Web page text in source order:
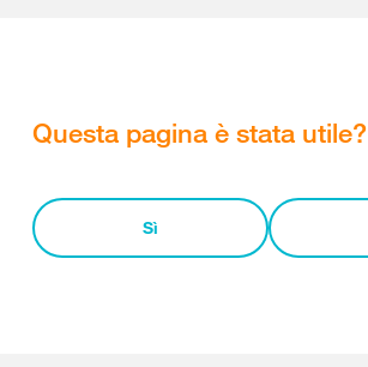
Questa pagina è stata utile?
Sì